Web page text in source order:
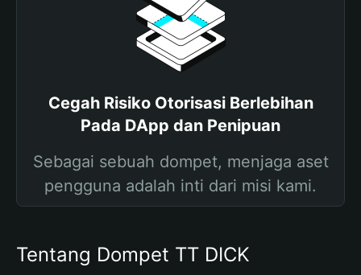
Cegah Risiko Otorisasi Berlebihan
Pada DApp dan Penipuan
Sebagai sebuah dompet, menjaga aset
pengguna adalah inti dari misi kami.
Tentang Dompet TT DICK